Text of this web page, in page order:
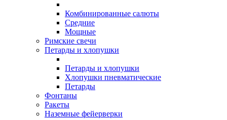
Комбинированные салюты
Средние
Мощные
Римские свечи
Петарды и хлопушки
Петарды и хлопушки
Хлопушки пневматические
Петарды
Фонтаны
Ракеты
Наземные фейерверки